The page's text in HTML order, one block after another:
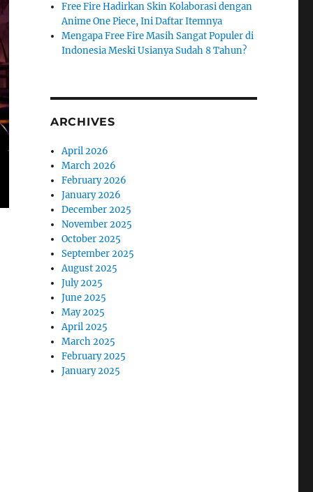
Free Fire Hadirkan Skin Kolaborasi dengan
Anime One Piece, Ini Daftar Itemnya
Mengapa Free Fire Masih Sangat Populer di
Indonesia Meski Usianya Sudah 8 Tahun?
ARCHIVES
April 2026
March 2026
February 2026
January 2026
December 2025
November 2025
October 2025
September 2025
August 2025
July 2025
June 2025
May 2025
April 2025
March 2025
February 2025
January 2025